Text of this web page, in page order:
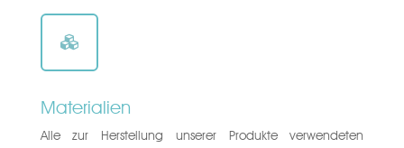

Materialien
Alle zur Herstellung unserer Produkte verwendeten